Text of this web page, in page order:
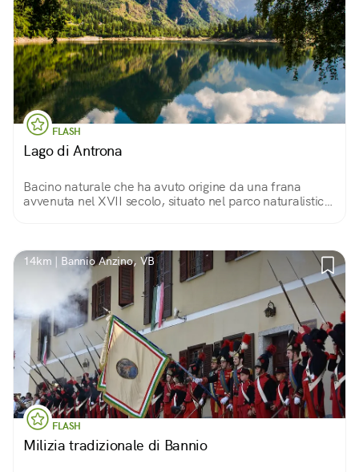
FLASH
Lago di Antrona
Bacino naturale che ha avuto origine da una frana
avvenuta nel XVII secolo, situato nel parco naturalistico
14km | Bannio Anzino, VB
FLASH
Milizia tradizionale di Bannio